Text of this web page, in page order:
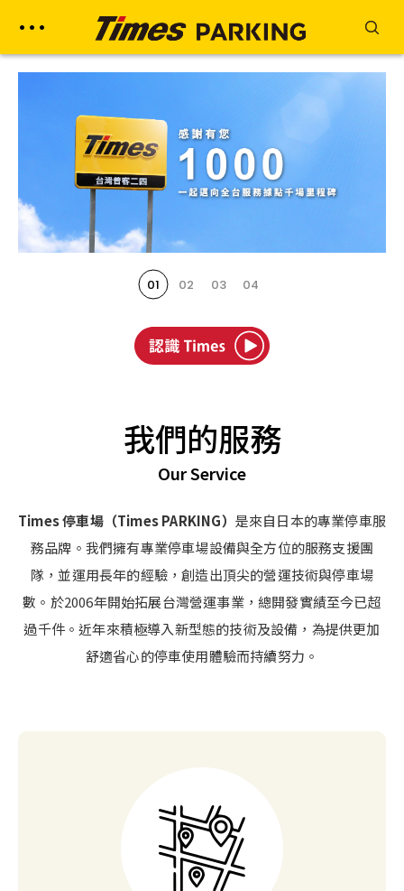
01 02 03 04
我們的服務
Our Service
Times 停車場（Times PARKING） 是來自日本的專業停車服
務品牌。我們擁有專業停車場設備與全方位的服務支援團
隊，並運用長年的經驗，創造出頂尖的營運技術與停車場
數。於2006年開始拓展台灣營運事業，總開發實績至今已超
過千件。近年來積極導入新型態的技術及設備，為提供更加
舒適省心的停車使用體驗而持續努力。